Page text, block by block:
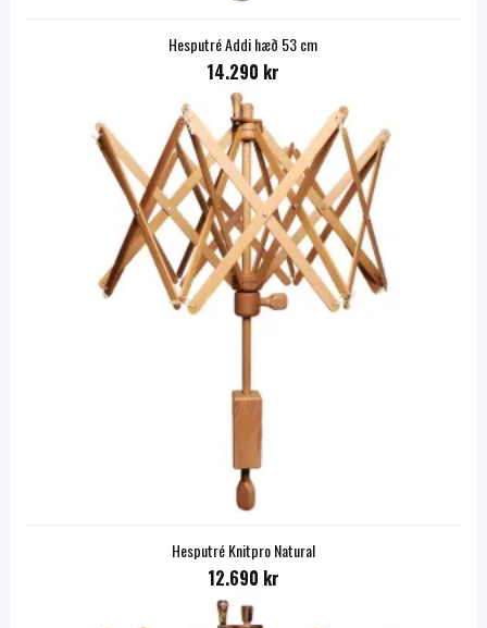
Hesputré Addi hæð 53 cm
14.290 kr
Hesputré Knitpro Natural
12.690 kr